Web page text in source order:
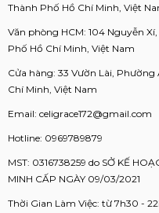
Thành Phố Hồ Chí Minh, Việt
Văn phòng HCM: 104 Nguyễn
Phố Hồ Chí Minh, Việt Nam
Cửa hàng: 33 Vườn Lài,
Chí Minh, Việt Nam
Email: celigrace172@gmail.com
Hotline: 0969789879
MST: 0316738259 do SỞ KẾ
MINH CẤP NGÀY 09/03/2021
Thời Gian Làm Việc: từ 7h30 -